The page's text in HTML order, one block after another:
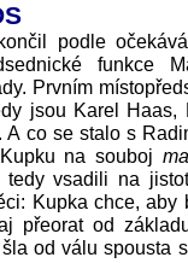
podle
funkce
Prvním
jsou Karel Haas,
co se stalo s
na souboj
vsadili na
Kupka chce, aby
přeorat od
od válu spousta